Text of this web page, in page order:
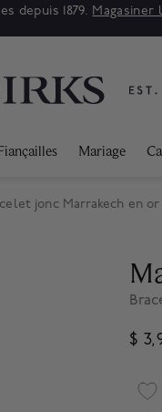
depuis 1879. Magasiner
Mariage
jonc Marrakech en or
$